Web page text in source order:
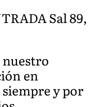
Sal 89,
nuestro
en
y por